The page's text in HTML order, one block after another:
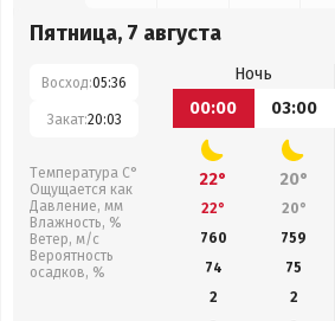
Пятница, 7 августа
Восход:05:36
Закат:20:03
Температура С°
Ощущается как
Давление, мм
Влажность, %
Ветер, м/с
Вероятность
осадков, %
Ночь
00:00
03:00
22° 20°
22° 20°
760
759
74
75
2
2